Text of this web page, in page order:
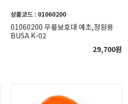
상품코드 : 01060200
01060200 무릎보호대 예초,정원용
BUSA K-02
29,700원